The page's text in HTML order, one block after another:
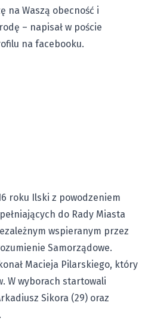
na Waszą obecność i
– napisał w poście
na facebooku.
roku Ilski z powodzeniem
do Rady Miasta
wspieranym przez
Samorządowe.
Macieja Pilarskiego, który
W wyborach startowali
Sikora (29) oraz